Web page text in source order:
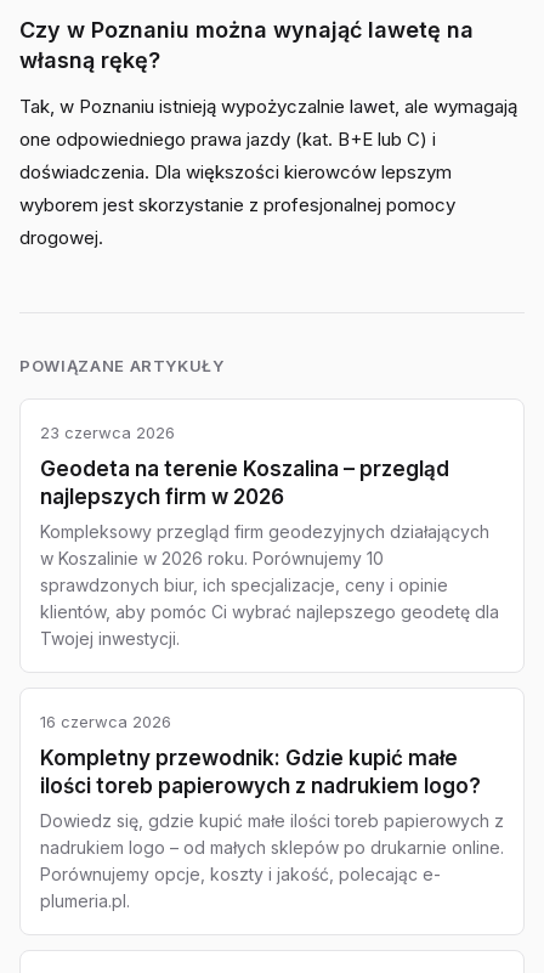
Czy w Poznaniu można wynająć lawetę na
własną rękę?
Tak, w Poznaniu istnieją wypożyczalnie lawet, ale wymagają
one odpowiedniego prawa jazdy (kat. B+E lub C) i
doświadczenia. Dla większości kierowców lepszym
wyborem jest skorzystanie z profesjonalnej pomocy
drogowej.
POWIĄZANE ARTYKUŁY
23 czerwca 2026
Geodeta na terenie Koszalina – przegląd
najlepszych firm w 2026
Kompleksowy przegląd firm geodezyjnych działających
w Koszalinie w 2026 roku. Porównujemy 10
sprawdzonych biur, ich specjalizacje, ceny i opinie
klientów, aby pomóc Ci wybrać najlepszego geodetę dla
Twojej inwestycji.
16 czerwca 2026
Kompletny przewodnik: Gdzie kupić małe
ilości toreb papierowych z nadrukiem logo?
Dowiedz się, gdzie kupić małe ilości toreb papierowych z
nadrukiem logo – od małych sklepów po drukarnie online.
Porównujemy opcje, koszty i jakość, polecając e-
plumeria.pl.